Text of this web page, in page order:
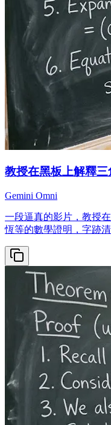
教授在黑板上解釋三
Gemini Omni
一段逼真的影片，教授
恆等的數學證明，字跡